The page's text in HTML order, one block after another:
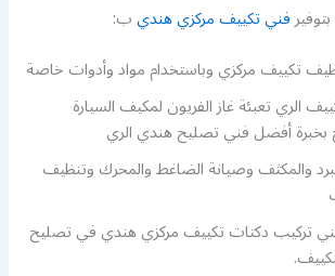
فني تكييف مركزي هنديب:
تكييف مركزي وباستخدام مواد وأدوات خاصة
الري تعبئة غاز الفريون لمكيف السيارة
بخبرة أفضل فني تصليح هندي الري
والمكثف وصيانة الضاغط والمحرك وتنظيف
تركيب دكتات تكييف مركزي هندي في تصليح